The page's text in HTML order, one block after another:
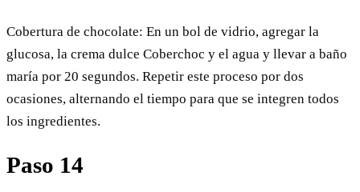
Cobertura de chocolate: En un bol de vidrio, agregar la
glucosa, la crema dulce Coberchoc y el agua y llevar a baño
maría por 20 segundos. Repetir este proceso por dos
ocasiones, alternando el tiempo para que se integren todos
los ingredientes.
Paso 14